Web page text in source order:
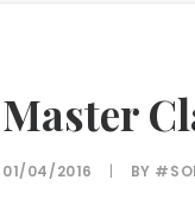
Master
01/04/2016 | BY